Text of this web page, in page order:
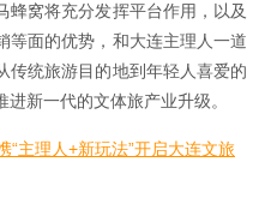
蜂窝将充分发挥平台作用，以及
等面的优势，和大连主理人一道
传统旅游目的地到年轻人喜爱的
新一代的文体旅产业升级。
“主理人+新玩法”开启大连文旅